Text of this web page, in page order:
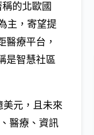
的北歐國
主，寄望提
醫療平台，
是智慧社區
元，且未來
醫療、資訊